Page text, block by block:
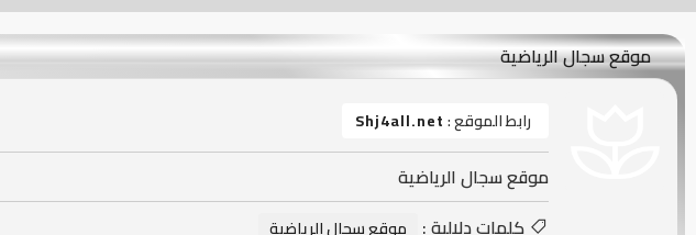
موقع سجال الرياضية
رابط الموقع :Shj4all.net
موقع سجال الرياضية
كلمات دلالية :
موقع سجال الرياضية